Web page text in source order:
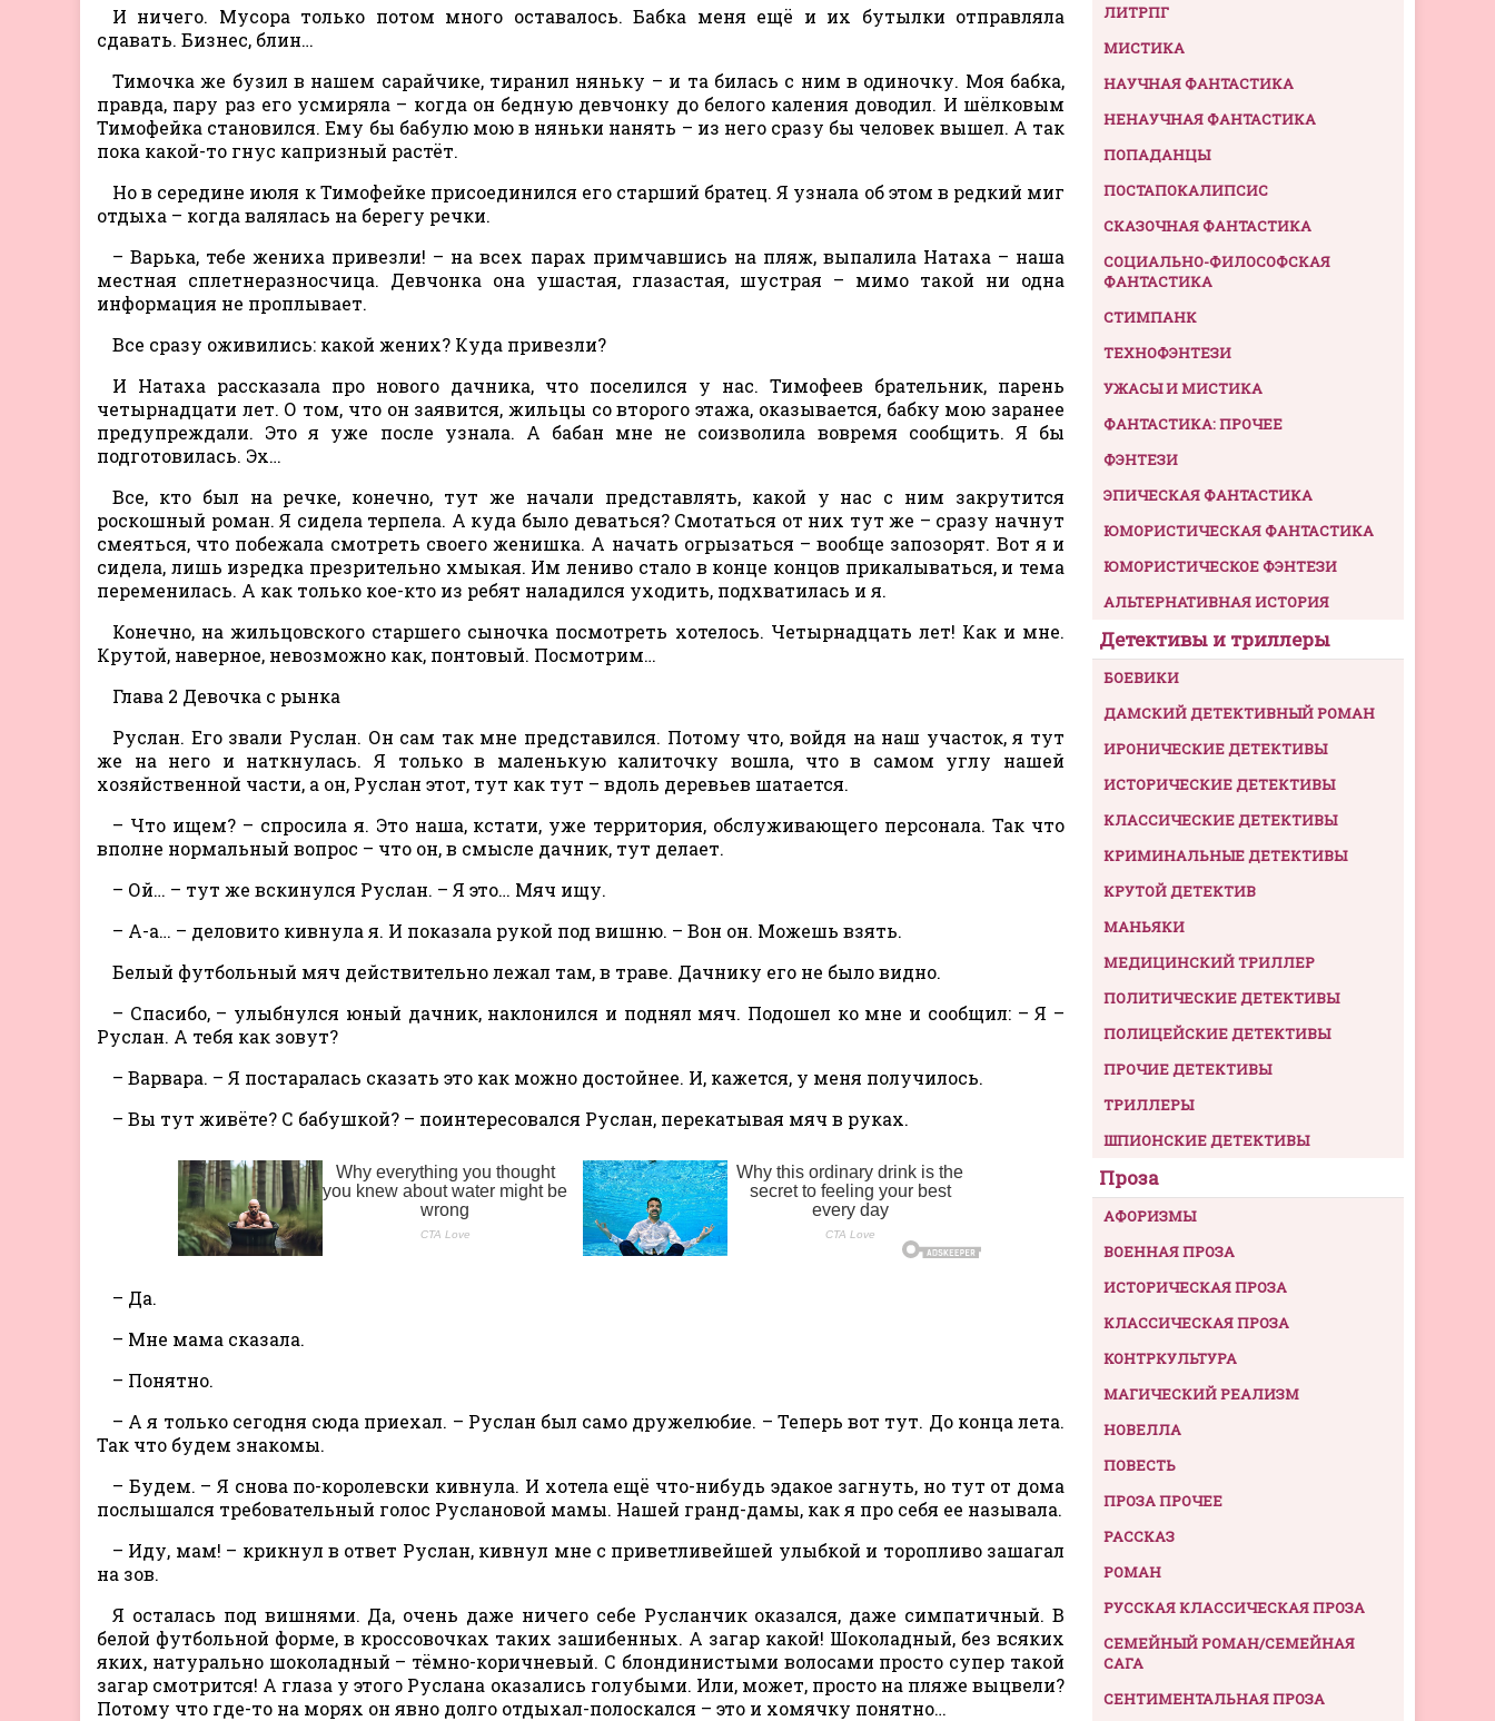
И ничего. Мусора только потом много оставалось. Бабка меня ещё и их бутылки отправляла
сдавать. Бизнес, блин…
Тимочка же бузил в нашем сарайчике, тиранил няньку – и та билась с ним в одиночку. Моя бабка,
правда, пару раз его усмиряла – когда он бедную девчонку до белого каления доводил. И шёлковым
Тимофейка становился. Ему бы бабулю мою в няньки нанять – из него сразу бы человек вышел. А так
пока какой-то гнус капризный растёт.
Но в середине июля к Тимофейке присоединился его старший братец. Я узнала об этом в редкий миг
отдыха – когда валялась на берегу речки.
– Варька, тебе жениха привезли! – на всех парах примчавшись на пляж, выпалила Натаха – наша
местная сплетнеразносчица. Девчонка она ушастая, глазастая, шустрая – мимо такой ни одна
информация не проплывает.
Все сразу оживились: какой жених? Куда привезли?
И Натаха рассказала про нового дачника, что поселился у нас. Тимофеев брательник, парень
четырнадцати лет. О том, что он заявится, жильцы со второго этажа, оказывается, бабку мою заранее
предупреждали. Это я уже после узнала. А бабан мне не соизволила вовремя сообщить. Я бы
подготовилась. Эх…
Все, кто был на речке, конечно, тут же начали представлять, какой у нас с ним закрутится
роскошный роман. Я сидела терпела. А куда было деваться? Смотаться от них тут же – сразу начнут
смеяться, что побежала смотреть своего женишка. А начать огрызаться – вообще запозорят. Вот я и
сидела, лишь изредка презрительно хмыкая. Им лениво стало в конце концов прикалываться, и тема
переменилась. А как только кое-кто из ребят наладился уходить, подхватилась и я.
Конечно, на жильцовского старшего сыночка посмотреть хотелось. Четырнадцать лет! Как и мне.
Крутой, наверное, невозможно как, понтовый. Посмотрим…
Глава 2 Девочка с рынка
Руслан. Его звали Руслан. Он сам так мне представился. Потому что, войдя на наш участок, я тут
же на него и наткнулась. Я только в маленькую калиточку вошла, что в самом углу нашей
хозяйственной части, а он, Руслан этот, тут как тут – вдоль деревьев шатается.
– Что ищем? – спросила я. Это наша, кстати, уже территория, обслуживающего персонала. Так что
вполне нормальный вопрос – что он, в смысле дачник, тут делает.
– Ой… – тут же вскинулся Руслан. – Я это… Мяч ищу.
– А-а… – деловито кивнула я. И показала рукой под вишню. – Вон он. Можешь взять.
Белый футбольный мяч действительно лежал там, в траве. Дачнику его не было видно.
– Спасибо, – улыбнулся юный дачник, наклонился и поднял мяч. Подошел ко мне и сообщил: – Я –
Руслан. А тебя как зовут?
– Варвара. – Я постаралась сказать это как можно достойнее. И, кажется, у меня получилось.
– Вы тут живёте? С бабушкой? – поинтересовался Руслан, перекатывая мяч в руках.
– Да.
– Мне мама сказала.
– Понятно.
– А я только сегодня сюда приехал. – Руслан был само дружелюбие. – Теперь вот тут. До конца лета.
Так что будем знакомы.
– Будем. – Я снова по-королевски кивнула. И хотела ещё что-нибудь эдакое загнуть, но тут от дома
послышался требовательный голос Руслановой мамы. Нашей гранд-дамы, как я про себя ее называла.
– Иду, мам! – крикнул в ответ Руслан, кивнул мне с приветливейшей улыбкой и торопливо зашагал
на зов.
Я осталась под вишнями. Да, очень даже ничего себе Русланчик оказался, даже симпатичный. В
белой футбольной форме, в кроссовочках таких зашибенных. А загар какой! Шоколадный, без всяких
яких, натурально шоколадный – тёмно-коричневый. С блондинистыми волосами просто супер такой
загар смотрится! А глаза у этого Руслана оказались голубыми. Или, может, просто на пляже выцвели?
Потому что где-то на морях он явно долго отдыхал-полоскался – это и хомячку понятно…
ЛИТРПГ
МИСТИКА
НАУЧНАЯ ФАНТАСТИКА
НЕНАУЧНАЯ ФАНТАСТИКА
ПОПАДАНЦЫ
ПОСТАПОКАЛИПСИС
СКАЗОЧНАЯ ФАНТАСТИКА
СОЦИАЛЬНО-ФИЛОСОФСКАЯ
ФАНТАСТИКА
СТИМПАНК
ТЕХНОФЭНТЕЗИ
УЖАСЫ И МИСТИКА
ФАНТАСТИКА: ПРОЧЕЕ
ФЭНТЕЗИ
ЭПИЧЕСКАЯ ФАНТАСТИКА
ЮМОРИСТИЧЕСКАЯ ФАНТАСТИКА
ЮМОРИСТИЧЕСКОЕ ФЭНТЕЗИ
АЛЬТЕРНАТИВНАЯ ИСТОРИЯ
Детективы и триллеры
БОЕВИКИ
ДАМСКИЙ ДЕТЕКТИВНЫЙ РОМАН
ИРОНИЧЕСКИЕ ДЕТЕКТИВЫ
ИСТОРИЧЕСКИЕ ДЕТЕКТИВЫ
КЛАССИЧЕСКИЕ ДЕТЕКТИВЫ
КРИМИНАЛЬНЫЕ ДЕТЕКТИВЫ
КРУТОЙ ДЕТЕКТИВ
МАНЬЯКИ
МЕДИЦИНСКИЙ ТРИЛЛЕР
ПОЛИТИЧЕСКИЕ ДЕТЕКТИВЫ
ПОЛИЦЕЙСКИЕ ДЕТЕКТИВЫ
ПРОЧИЕ ДЕТЕКТИВЫ
ТРИЛЛЕРЫ
ШПИОНСКИЕ ДЕТЕКТИВЫ
Проза
АФОРИЗМЫ
ВОЕННАЯ ПРОЗА
ИСТОРИЧЕСКАЯ ПРОЗА
КЛАССИЧЕСКАЯ ПРОЗА
КОНТРКУЛЬТУРА
МАГИЧЕСКИЙ РЕАЛИЗМ
НОВЕЛЛА
ПОВЕСТЬ
ПРОЗА ПРОЧЕЕ
РАССКАЗ
РОМАН
РУССКАЯ КЛАССИЧЕСКАЯ ПРОЗА
СЕМЕЙНЫЙ РОМАН/СЕМЕЙНАЯ
САГА
СЕНТИМЕНТАЛЬНАЯ ПРОЗА